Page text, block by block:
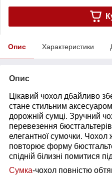
Опис Характеристики
Опис
Цікавий чохол дбайливо
стане стильним
дорожній сумці. Зручний
перевезення
елегантної сумочки. Чохол
повторює форму
спідній білизні помитися
Сумка-чохол повністю